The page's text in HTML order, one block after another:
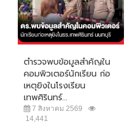
ตำรวจพบข้อมูลสำคัญใน
คอมพิวเตอร์นักเรียน ก่อ
เหตุยิงในโรงเรียน
เทพศิรินทร์...
7 สิงหาคม 2569
14,441